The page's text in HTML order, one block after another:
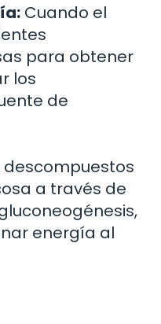
Cuando el
para obtener
los
de
descompuestos
a través de
energía al